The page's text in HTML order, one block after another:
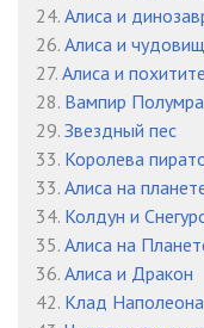
24. Алиса и
26. Алиса и
27. Алиса и
28. Вампир
29. Звездный пес
33. Королева
33. Алиса на
34. Колдун и
35. Алиса на
36. Алиса и Дракон
42. Клад Наполеона